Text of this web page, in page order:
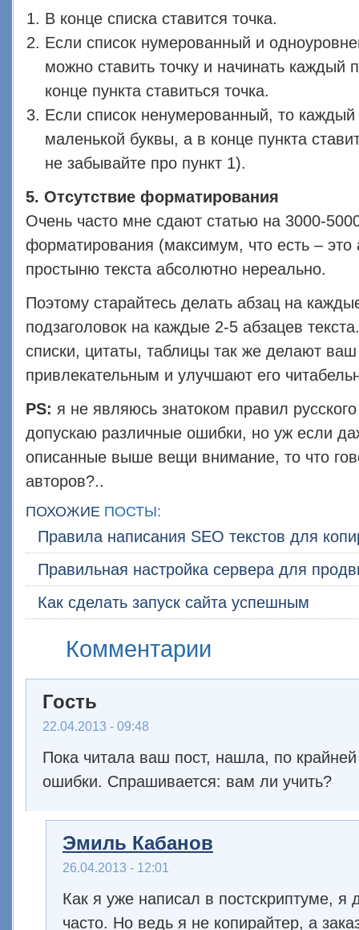
В конце списка ставится точка.
Если список нумерованный и
можно ставить точку и начинать каждый
конце пункта ставиться точка.
Если список ненумерованный, то каждый
маленькой буквы, а в конце пункта
не забывайте про пункт 1).
5. Отсутствие форматирования
Очень часто мне сдают статью на 3000-
форматирования (максимум, что есть – это
простыню текста абсолютно нереально.
Поэтому старайтесь делать абзац на
подзаголовок на каждые 2-5 абзацев
списки, цитаты, таблицы так же делают ваш
привлекательным и улучшают его
PS: я не являюсь знатоком правил
допускаю различные ошибки, но уж если
описанные выше вещи внимание, то что
авторов?..
ПОХОЖИЕ ПОСТЫ:
Правила написания SEO текстов для
Правильная настройка сервера для
Как сделать запуск сайта успешным
Комментарии
Гость
22.04.2013 - 09:48
Пока читала ваш пост, нашла, по
ошибки. Спрашивается: вам ли учить?
Эмиль Кабанов
26.04.2013 - 12:01
Как я уже написал в постскриптуме, я
часто. Но ведь я не копирайтер, а